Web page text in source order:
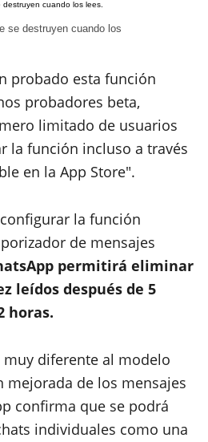
se destruyen cuando los
probado esta función
probadores beta,
limitado de usuarios
la función incluso a través
en la App Store".
la función
de mensajes
permitirá eliminar
leídos después de 5
horas.
diferente al modelo
mejorada de los mensajes
confirma que se podrá
individuales como una